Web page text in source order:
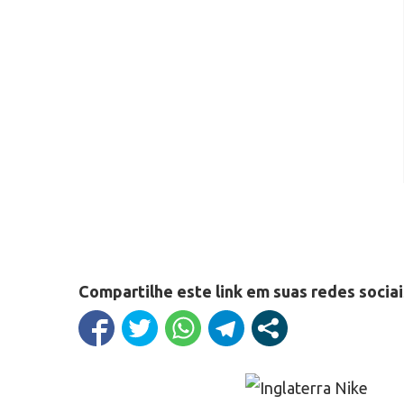
Compartilhe este link em suas redes